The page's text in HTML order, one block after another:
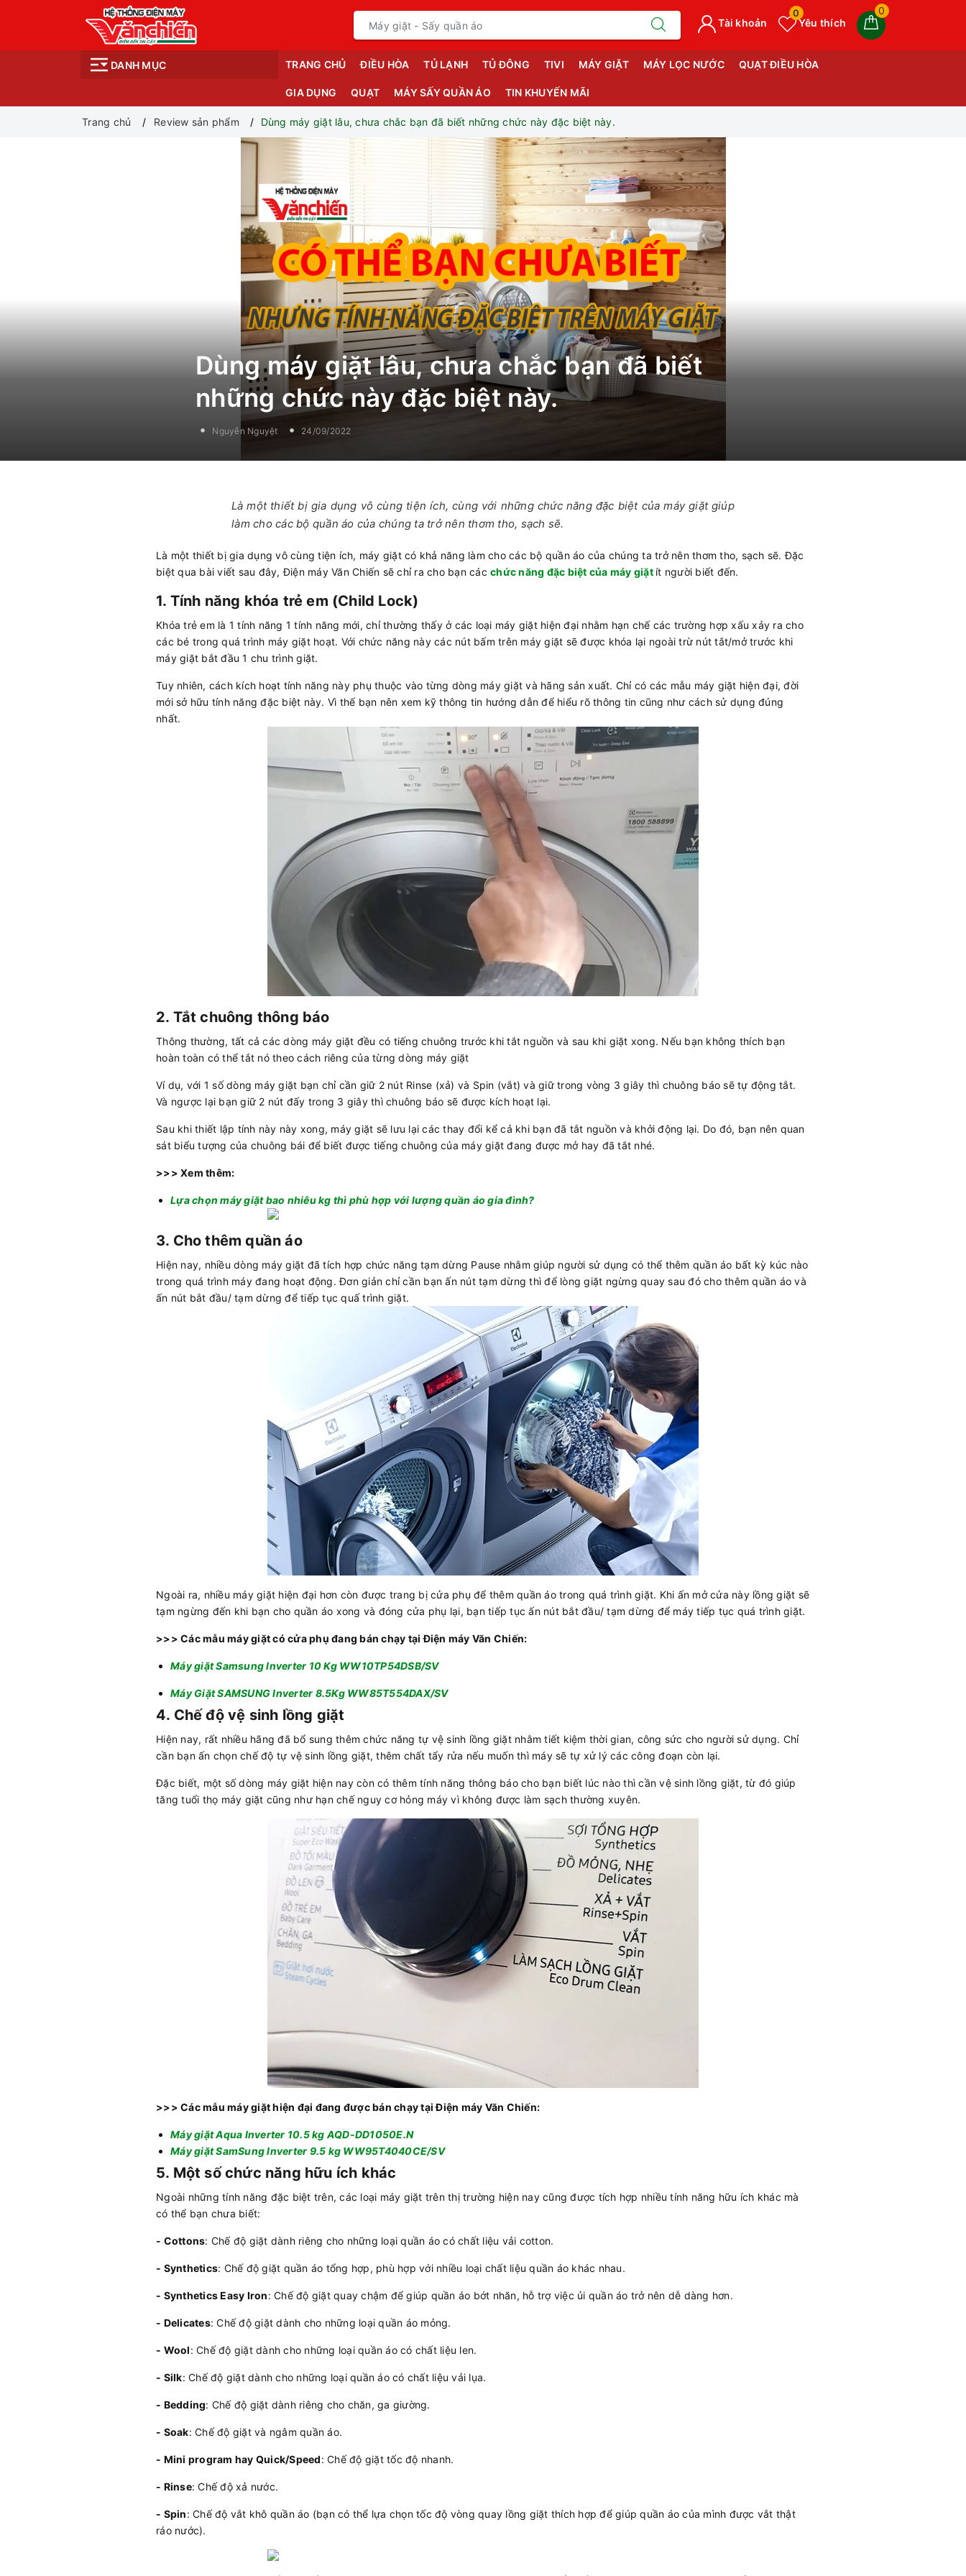
0
Yêu thích
0
Tài khoản
DANH MỤC TRANG CHỦ ĐIỀU HÒA TỦ LẠNH TỦ ĐÔNG TIVI MÁY GIẶT MÁY LỌC NƯỚC QUẠT ĐIỀU HÒA
GIA DỤNG QUẠT MÁY SẤY QUẦN ÁO TIN KHUYẾN MÃI
Trang chủ Review sản phẩm Dùng máy giặt lâu, chưa chắc bạn đã biết những chức này đặc biệt này.
Dùng máy giặt lâu, chưa chắc bạn đã biết
những chức này đặc biệt này.
Nguyễn Nguyệt 24/09/2022
Là một thiết bị gia dụng vô cùng tiện ích, cùng với những chức năng đặc biệt của máy giặt giúp
làm cho các bộ quần áo của chúng ta trở nên thơm tho, sạch sẽ.
Là một thiết bị gia dụng vô cùng tiện ích, máy giặt có khả năng làm cho các bộ quần áo của chúng ta trở nên thơm tho, sạch sẽ. Đặc
biệt qua bài viết sau đây, Điện máy Văn Chiến sẽ chỉ ra cho bạn các chức năng đặc biệt của máy giặt ít người biết đến.
1. Tính năng khóa trẻ em (Child Lock)
Khóa trẻ em là 1 tính năng 1 tính năng mới, chỉ thường thấy ở các loại máy giặt hiện đại nhằm hạn chế các trường hợp xấu xảy ra cho
các bé trong quá trình máy giặt hoạt. Với chức năng này các nút bấm trên máy giặt sẽ được khóa lại ngoài trừ nút tắt/mở trước khi
máy giặt bắt đầu 1 chu trình giặt.
Tuy nhiên, cách kích hoạt tính năng này phụ thuộc vào từng dòng máy giặt và hãng sản xuất. Chỉ có các mẫu máy giặt hiện đại, đời
mới sở hữu tính năng đặc biệt này. Vì thế bạn nên xem kỹ thông tin hướng dẫn để hiểu rõ thông tin cũng như cách sử dụng đúng
nhất.
2. Tắt chuông thông báo
Thông thường, tất cả các dòng máy giặt đều có tiếng chuông trước khi tắt nguồn và sau khi giặt xong. Nếu bạn không thích bạn
hoàn toàn có thể tắt nó theo cách riêng của từng dòng máy giặt
Ví dụ, với 1 số dòng máy giặt bạn chỉ cần giữ 2 nút Rinse (xả) và Spin (vắt) và giữ trong vòng 3 giây thì chuông báo sẽ tự động tắt.
Và ngược lại bạn giữ 2 nút đấy trong 3 giây thì chuông báo sẽ được kích hoạt lại.
Sau khi thiết lập tính này này xong, máy giặt sẽ lưu lại các thay đổi kể cả khi bạn đã tắt nguồn và khởi động lại. Do đó, bạn nên quan
sát biểu tượng của chuông bái để biết được tiếng chuông của máy giặt đang được mở hay đã tắt nhé.
>>> Xem thêm:
Lựa chọn máy giặt bao nhiêu kg thì phù hợp với lượng quần áo gia đình?
3. Cho thêm quần áo
Hiện nay, nhiều dòng máy giặt đã tích hợp chức năng tạm dừng Pause nhằm giúp người sử dụng có thể thêm quần áo bất kỳ kúc nào
trong quá trình máy đang hoạt động. Đơn giản chỉ cần bạn ấn nút tạm dừng thì để lòng giặt ngừng quay sau đó cho thêm quần áo và
ấn nút bắt đầu/ tạm dừng để tiếp tục quấ trình giặt.
Ngoài ra, nhiều máy giặt hiện đại hơn còn được trang bị cửa phụ để thêm quần áo trong quá trình giặt. Khi ấn mở cửa này lồng giặt sẽ
tạm ngừng đến khi bạn cho quần áo xong và đóng cửa phụ lại, bạn tiếp tục ấn nút bắt đầu/ tạm dừng để máy tiếp tục quá trình giặt.
>>> Các mẫu máy giặt có cửa phụ đang bán chạy tại Điện máy Văn Chiến:
Máy giặt Samsung Inverter 10 Kg WW10TP54DSB/SV
Máy Giặt SAMSUNG Inverter 8.5Kg WW85T554DAX/SV
4. Chế độ vệ sinh lồng giặt
Hiện nay, rất nhiều hãng đã bổ sung thêm chức năng tự vệ sinh lồng giặt nhằm tiết kiệm thời gian, công sức cho người sử dụng. Chỉ
cần bạn ấn chọn chế độ tự vệ sinh lồng giặt, thêm chất tẩy rửa nếu muốn thì máy sẽ tự xử lý các công đoạn còn lại.
Đặc biết, một số dòng máy giặt hiện nay còn có thêm tính năng thông báo cho bạn biết lúc nào thì cần vệ sinh lồng giặt, từ đó giúp
tăng tuổi thọ máy giặt cũng như hạn chế nguy cơ hỏng máy vì không được làm sạch thường xuyên.
>>> Các mẫu máy giặt hiện đại đang được bán chạy tại Điện máy Văn Chiến:
Máy giặt Aqua Inverter 10.5 kg AQD-DD1050E.N
Máy giặt SamSung Inverter 9.5 kg WW95T4040CE/SV
5. Một sốchức năng hữu ích khác
Ngoài những tính năng đặc biệt trên, các loại máy giặt trên thị trường hiện nay cũng được tích hợp nhiều tính năng hữu ích khác mà
có thể bạn chưa biết:
- Cottons: Chế độ giặt dành riêng cho những loại quần áo có chất liệu vải cotton.
- Synthetics: Chế độ giặt quần áo tổng hợp, phù hợp với nhiều loại chất liệu quần áo khác nhau.
- Synthetics Easy Iron: Chế độ giặt quay chậm để giúp quần áo bớt nhăn, hỗ trợ việc ủi quần áo trở nên dễ dàng hơn.
- Delicates: Chế độ giặt dành cho những loại quần áo mỏng.
- Wool: Chế độ giặt dành cho những loại quần áo có chất liệu len.
- Silk: Chế độ giặt dành cho những loại quần áo có chất liệu vải lụa.
- Bedding: Chế độ giặt dành riêng cho chăn, ga giường.
- Soak: Chế độ giặt và ngâm quần áo.
- Mini program hay Quick/Speed: Chế độ giặt tốc độ nhanh.
- Rinse: Chế độ xả nước.
- Spin: Chế độ vắt khô quần áo (bạn có thể lựa chọn tốc độ vòng quay lồng giặt thích hợp để giúp quần áo của mình được vắt thật
ráo nước).